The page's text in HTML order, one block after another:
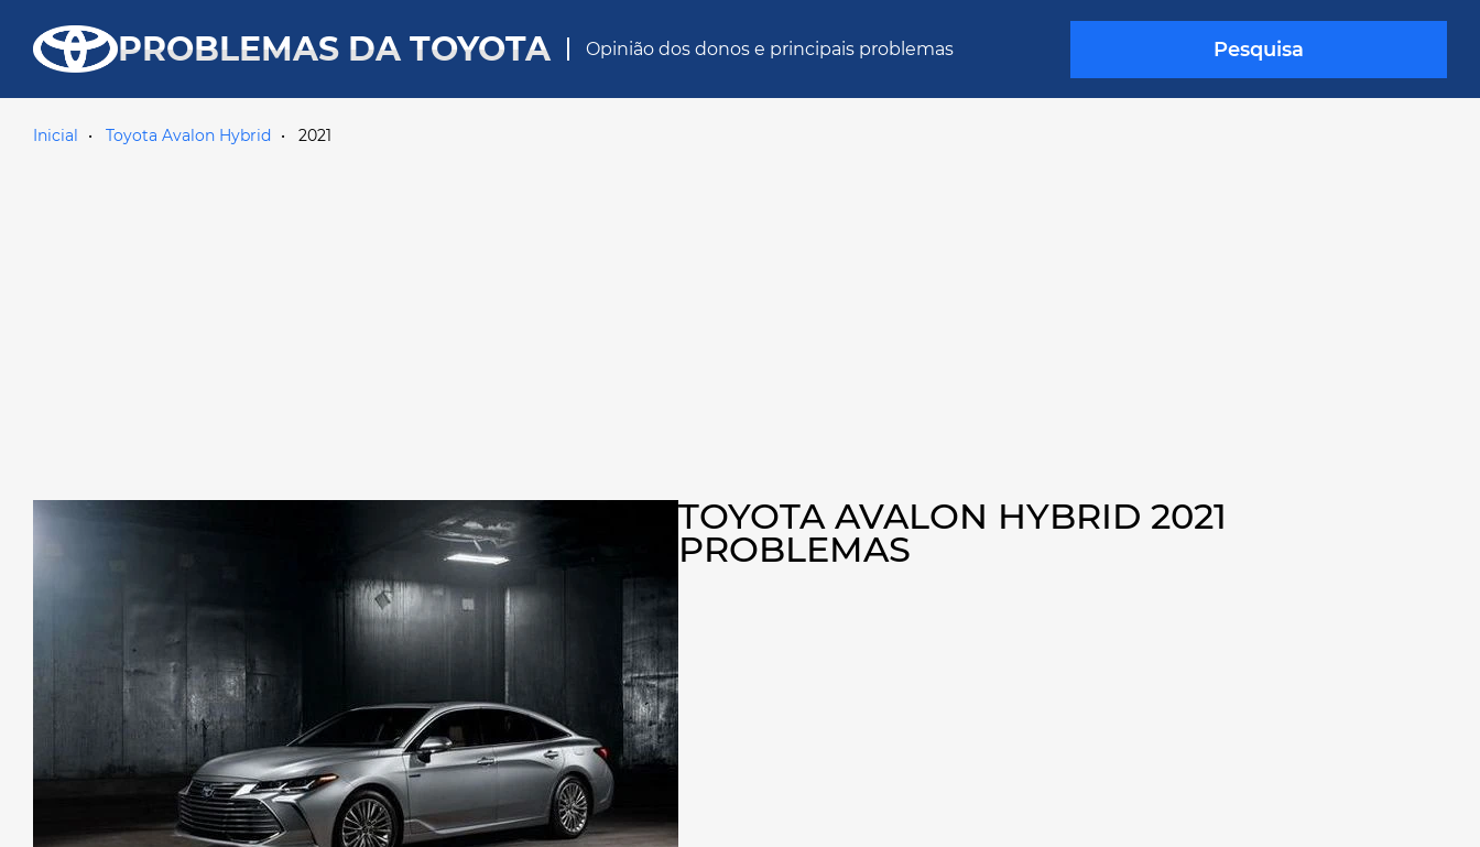
PROBLEMAS DA TOYOTA Opinião dos donos e principais problemas Pesquisa
Inicial Toyota Avalon Hybrid 2021
TOYOTA AVALON HYBRID 2021
PROBLEMAS